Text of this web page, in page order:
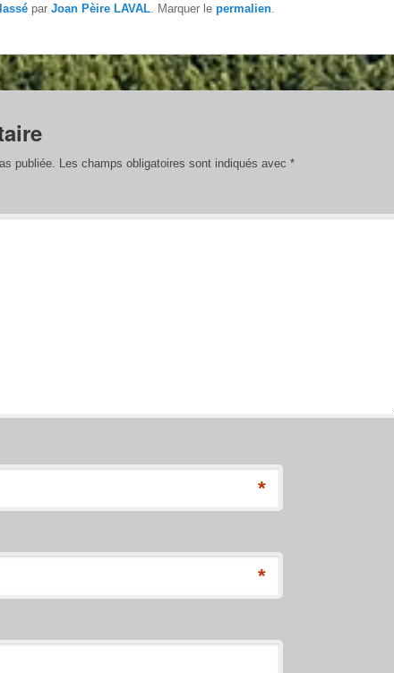
par Joan Pèire LAVAL . Marquer le permalien
publiée. Les champs obligatoires sont indiqués avec *
*
*